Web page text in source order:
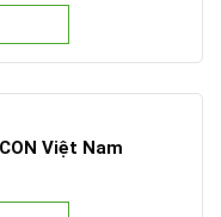
Việt Nam